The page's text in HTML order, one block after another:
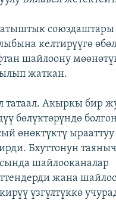
союздаштары
келтирүүгө
шайлоону
жаткан.
татаал. Акыркы бир
бөлүктөрүндө
өнөктүктү ырааттуу
Бхуттонун
шайлооканалар
жана
үзгүлтүккө